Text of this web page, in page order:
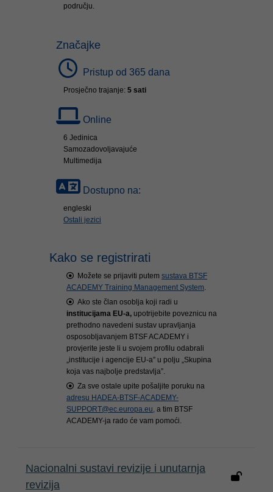
području.
Značajke
Pristup od 365 dana
Prosječno trajanje: 5 sati
Online
6 Jedinica
Samozadovoljavajuće
Multimedija
Dostupno na:
engleski
Ostali jezici
Kako se registrirati
Možete se prijaviti putem sustava BTSF
ACADEMY Training Management System.
Ako ste član osoblja koji radi u
institucijama EU-a, upotrijebite poveznicu na
prethodno navedeni sustav upravljanja
osposobljavanjem BTSF ACADEMY i
provjerite jeste li u svojem profilu odabrali
„institucije i agencije EU-a” u polju „Skupina
koja vas najbolje predstavlja”.
Za sve ostale upite pošaljite poruku na
adresu HADEA-BTSF-ACADEMY-
SUPPORT@ec.europa.eu, a tim BTSF
ACADEMY-ja rado će vam pomoći.
Nacionalni sustavi revizije i unutarnja
revizija